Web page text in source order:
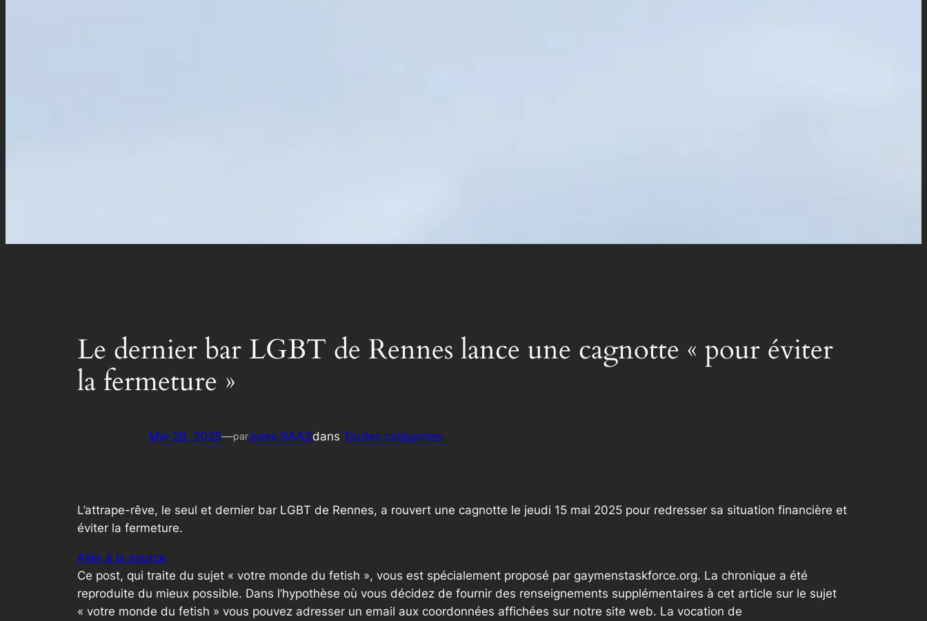
Le dernier bar LGBT de Rennes lance une cagnotte « pour éviter
la fermeture »
Mai 26, 2025—parJules BAASdans Toutes catégories.
L’attrape-rêve, le seul et dernier bar LGBT de Rennes, a rouvert une cagnotte le jeudi 15 mai 2025 pour redresser sa situation financière et
éviter la fermeture.
Aller à la source
Ce post, qui traite du sujet « votre monde du fetish », vous est spécialement proposé par gaymenstaskforce.org. La chronique a été
reproduite du mieux possible. Dans l’hypothèse où vous décidez de fournir des renseignements supplémentaires à cet article sur le sujet
« votre monde du fetish » vous pouvez adresser un email aux coordonnées affichées sur notre site web. La vocation de